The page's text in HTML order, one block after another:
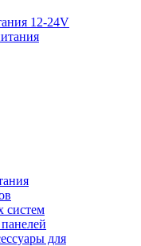
12-24V
систем
для